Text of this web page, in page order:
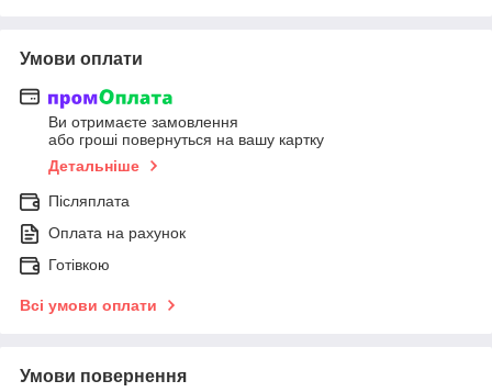
Умови оплати
Ви отримаєте замовлення
або гроші повернуться на вашу картку
Детальніше
Післяплата
Оплата на рахунок
Готівкою
Всі умови оплати
Умови повернення